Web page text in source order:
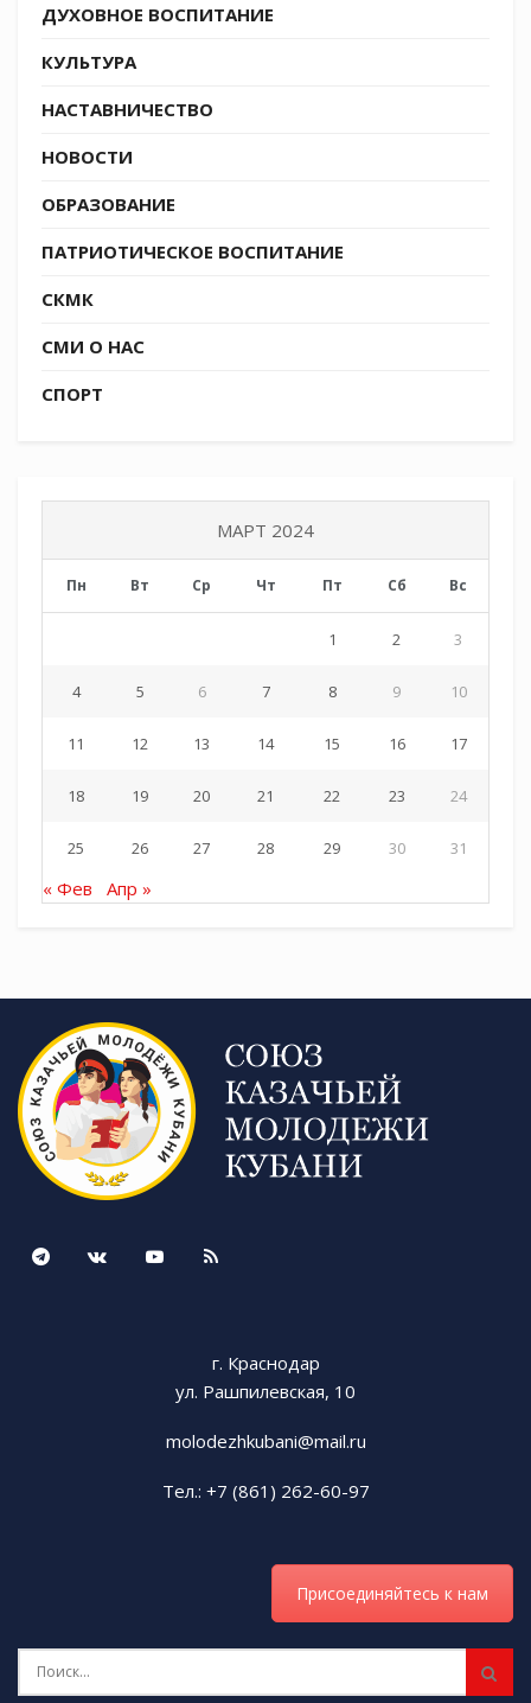
ДУХОВНОЕ ВОСПИТАНИЕ
КУЛЬТУРА
НАСТАВНИЧЕСТВО
НОВОСТИ
ОБРАЗОВАНИЕ
ПАТРИОТИЧЕСКОЕ ВОСПИТАНИЕ
СКМК
СМИ О НАС
СПОРТ
МАРТ 2024
Пн Вт Ср Чт Пт Сб Вс
1 2 3
4 5 6 7 8 9 10
11 12 13 14 15 16 17
18 19 20 21 22 23 24
25 26 27 28 29 30 31
« Фев Апр »
г. Краснодар
ул. Рашпилевская, 10
molodezhkubani@mail.ru
Тел.: +7 (861) 262-60-97
Присоединяйтесь к нам